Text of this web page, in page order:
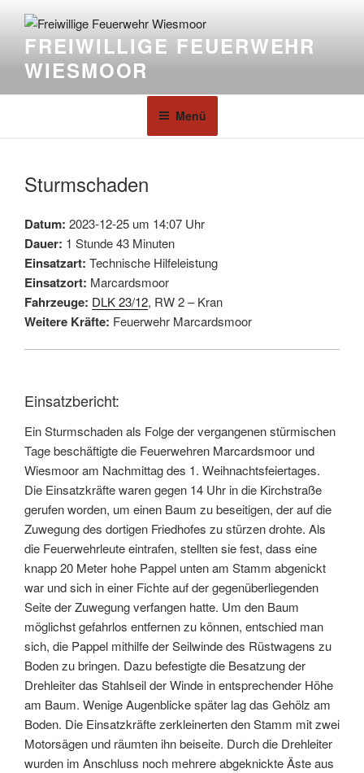
FREIWILLIGE FEUERWEHR
WIESMOOR
Menü
Sturmschaden
Datum: 2023-12-25 um 14:07 Uhr
Dauer: 1 Stunde 43 Minuten
Einsatzart: Technische Hilfeleistung
Einsatzort: Marcardsmoor
Fahrzeuge: DLK 23/12, RW 2 – Kran
Weitere Kräfte: Feuerwehr Marcardsmoor
Einsatzbericht:
Ein Sturmschaden als Folge der vergangenen stürmischen
Tage beschäftigte die Feuerwehren Marcardsmoor und
Wiesmoor am Nachmittag des 1. Weihnachtsfeiertages.
Die Einsatzkräfte waren gegen 14 Uhr in die Kirchstraße
gerufen worden, um einen Baum zu beseitigen, der auf die
Zuwegung des dortigen Friedhofes zu stürzen drohte. Als
die Feuerwehrleute eintrafen, stellten sie fest, dass eine
knapp 20 Meter hohe Pappel unten am Stamm abgenickt
war und sich in einer Fichte auf der gegenüberliegenden
Seite der Zuwegung verfangen hatte. Um den Baum
möglichst gefahrlos entfernen zu können, entschied man
sich, die Pappel mithilfe der Seilwinde des Rüstwagens zu
Boden zu bringen. Dazu befestigte die Besatzung der
Drehleiter das Stahlseil der Winde in entsprechender Höhe
am Baum. Wenige Augenblicke später lag das Gehölz am
Boden. Die Einsatzkräfte zerkleinerten den Stamm mit zwei
Motorsägen und räumten ihn beiseite. Durch die Drehleiter
wurden im Anschluss noch mehrere abgeknickte Äste aus